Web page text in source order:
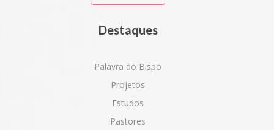
Destaques
Palavra do Bispo
Projetos
Estudos
Pastores